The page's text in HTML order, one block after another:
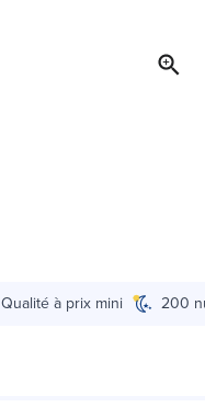
Qualité à prix mini 200